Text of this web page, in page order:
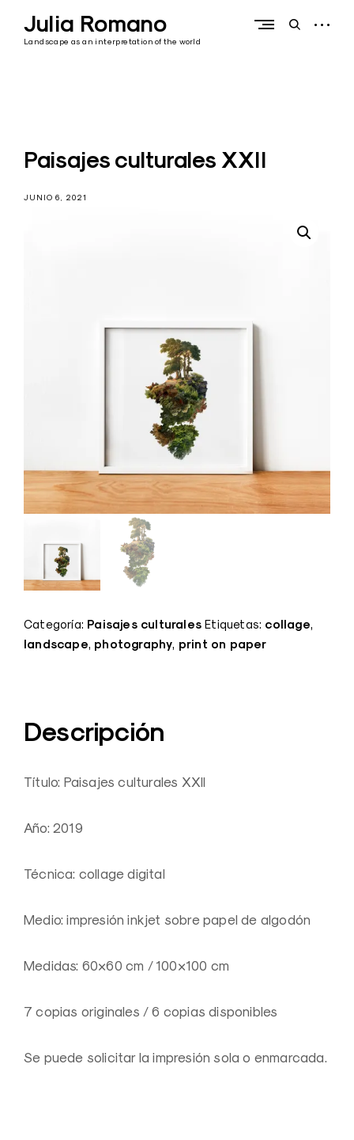
contentJulia Romano
Landscape as an interpretation of the world
openopen
Paisajes culturales XXII
JUNIO 6, 2021
Categoría: Paisajes culturales Etiquetas: collage,
landscape, photography, print on paper
Descripción
Título: Paisajes culturales XXII
Año: 2019
Técnica: collage digital
Medio: impresión inkjet sobre papel de algodón
Medidas: 60×60 cm / 100×100 cm
7 copias originales / 6 copias disponibles
Se puede solicitar la impresión sola o enmarcada.